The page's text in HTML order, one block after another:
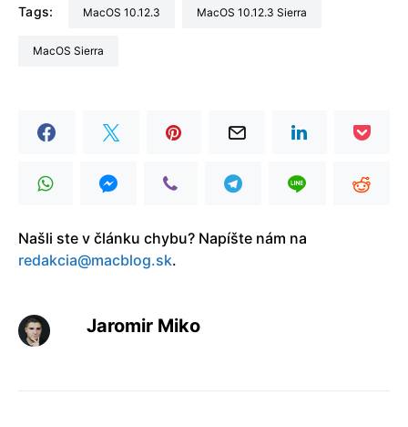
Tags: macOS 10.12.3 macOS 10.12.3 Sierra
macOS Sierra
Našli ste v článku chybu? Napíšte nám na
redakcia@macblog.sk.
Jaromir Miko